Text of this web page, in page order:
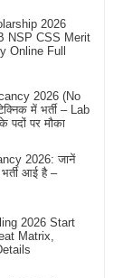
2026
NSP CSS Merit
Online Full
2026 (No
में भर्ती – Lab
पर मौका
2026: जानें
आई है –
2026 Start
Matrix,